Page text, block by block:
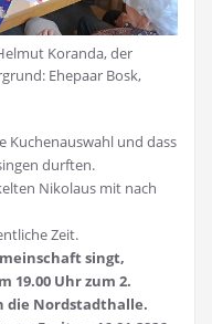
Koranda, der
Ehepaar Bosk,
Kuchenauswahl und dass
durften.
Nikolaus mit nach
Zeit.
singt,
19.00 Uhr zum 2.
die Nordstadthalle.